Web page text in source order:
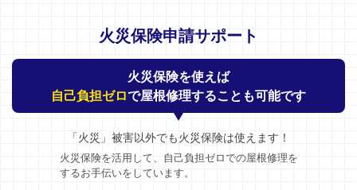
火災保険申請サポート
火災保険を使えば
自己負担ゼロで屋根修理することも可能です
「火災」被害以外でも火災保険は使えます！
火災保険を活用して、自己負担ゼロでの屋根修理を
するお手伝いをしています。